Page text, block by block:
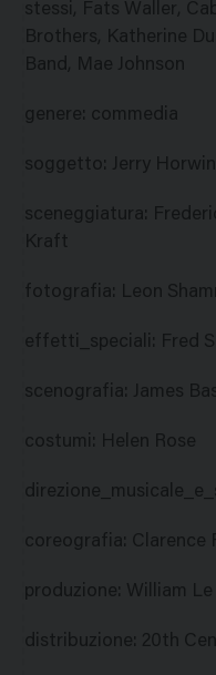
stessi, Fats Waller,
Brothers, Katherine
Band, Mae Johnson
genere: commedia
soggetto: Jerry
sceneggiatura:
Kraft
fotografia: Leon
effetti_speciali: Fred
scenografia: James
costumi: Helen Rose
coreografia: Clarence
produzione: William
distribuzione: 20th